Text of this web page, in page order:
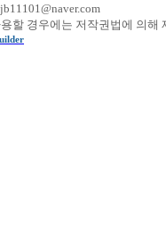
할 경우에는 저작권법에 의해